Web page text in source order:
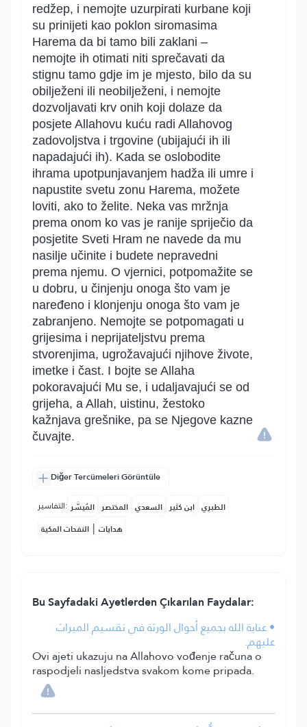
redžep, i nemojte uzurpirati kurbane koji
su prinijeti kao poklon siromasima
Harema da bi tamo bili zaklani –
nemojte ih otimati niti sprečavati da
stignu tamo gdje im je mjesto, bilo da su
obilježeni ili neobilježeni, i nemojte
dozvoljavati krv onih koji dolaze da
posjete Allahovu kuću radi Allahovog
zadovoljstva i trgovine (ubijajući ih ili
napadajući ih). Kada se oslobodite
ihrama upotpunjavanjem hadža ili umre i
napustite svetu zonu Harema, možete
loviti, ako to želite. Neka vas mržnja
prema onom ko vas je ranije spriječio da
posjetite Sveti Hram ne navede da mu
nasilje učinite i budete nepravedni
prema njemu. O vjernici, potpomažite se
u dobru, u činjenju onoga što vam je
naređeno i klonjenju onoga što vam je
zabranjeno. Nemojte se potpomagati u
grijesima i neprijateljstvu prema
stvorenjima, ugrožavajući njihove živote,
imetke i čast. I bojte se Allaha
pokoravajući Mu se, i udaljavajući se od
grijeha, a Allah, uistinu, žestoko
kažnjava grešnike, pa se Njegove kazne
čuvajte.
Diğer Tercümeleri Görüntüle
التفاسير: المُيسَّر المختصر السعدي ابن كثير الطبري
النفحات المكية | هدايات
Bu Sayfadaki Ayetlerden Çıkarılan Faydalar:
• عناية الله بجميع أحوال الورثة في تقسيم الميراث
عليهم.
Ovi ajeti ukazuju na Allahovo vođenje računa o
raspodjeli nasljedstva svakom kome pripada.